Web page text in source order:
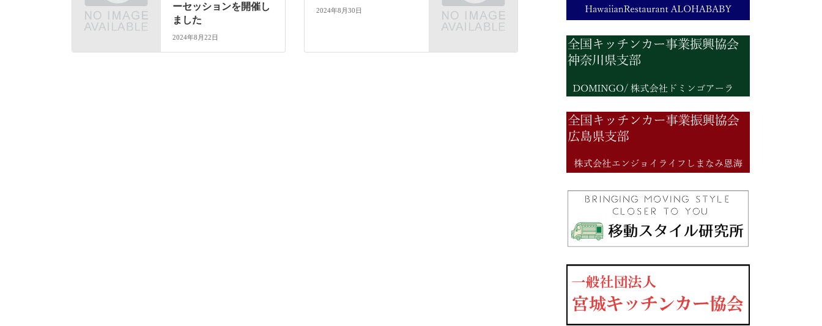
ーセッションを開催し
ました
2024年8月22日
2024年8月30日